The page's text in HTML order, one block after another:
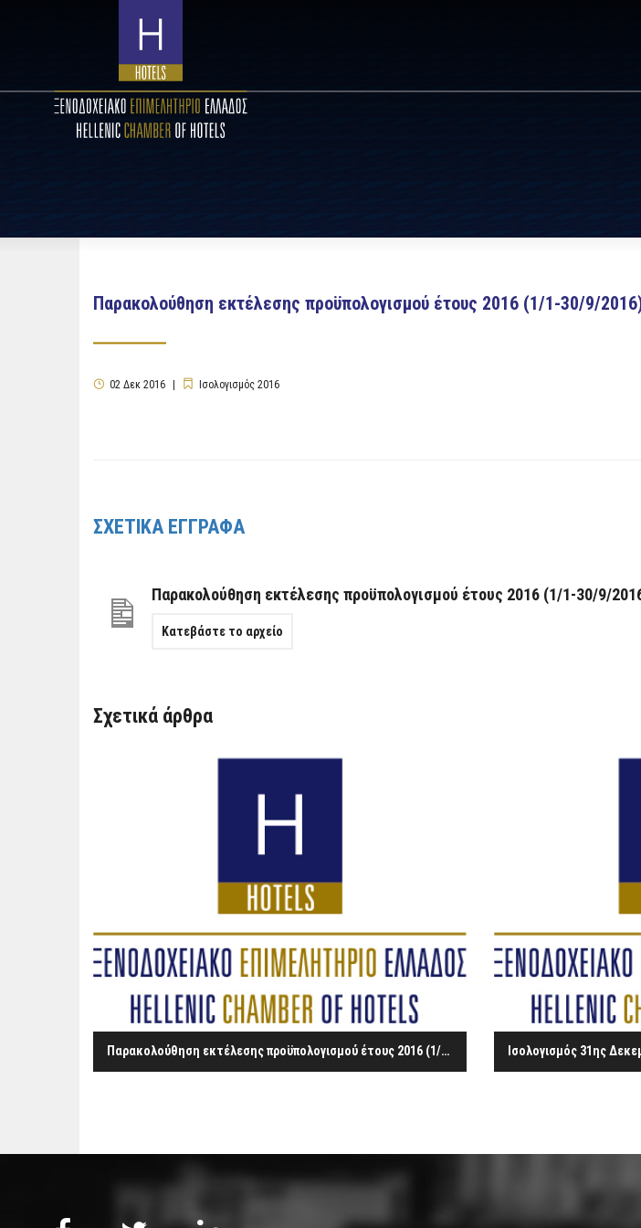
Παρακολούθηση εκτέλεσης προϋπολογισμού έτους 2016 (1/1-30/9/
02 Δεκ 2016 Ισολογισμός 2016
ΣΧΕΤΙΚΑ ΕΓΓΡΑΦΑ
Παρακολούθηση εκτέλεσης προϋπολογισμού έτους 2016 (1/1-30/9/
Κατεβάστε το αρχείο
Σχετικά άρθρα
Παρακολούθηση εκτέλεσης προϋπολογισμού έτους 2016 (1/1-31/7/2016)